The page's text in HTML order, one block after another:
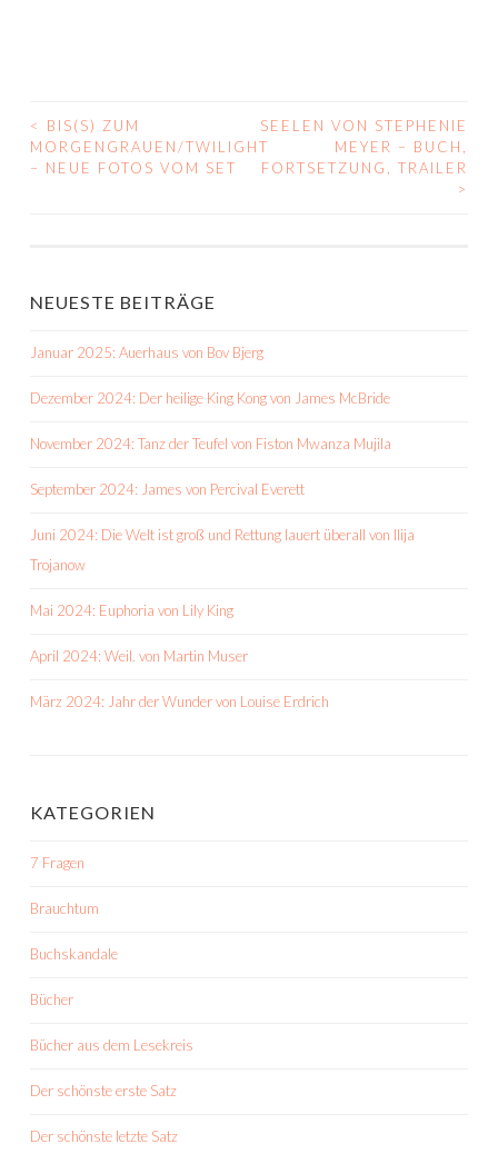
BEITRAGS-
NAVIGATION
<
BIS(S) ZUM
MORGENGRAUEN/TWILIGHT
– NEUE FOTOS VOM SET
SEELEN VON STEPHENIE
MEYER – BUCH,
FORTSETZUNG, TRAILER
>
NEUESTE BEITRÄGE
Januar 2025: Auerhaus von Bov Bjerg
Dezember 2024: Der heilige King Kong von James McBride
November 2024: Tanz der Teufel von Fiston Mwanza Mujila
September 2024: James von Percival Everett
Juni 2024: Die Welt ist groß und Rettung lauert überall von Ilija
Trojanow
Mai 2024: Euphoria von Lily King
April 2024: Weil. von Martin Muser
März 2024: Jahr der Wunder von Louise Erdrich
KATEGORIEN
7 Fragen
Brauchtum
Buchskandale
Bücher
Bücher aus dem Lesekreis
Der schönste erste Satz
Der schönste letzte Satz